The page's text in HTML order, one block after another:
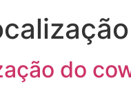
do